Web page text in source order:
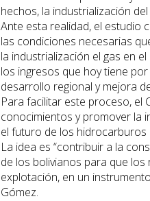
hechos, la industrialización
Ante esta realidad, el estudio
las condiciones necesarias
la industrialización el gas en
los ingresos que hoy tiene
desarrollo regional y mejora
Para facilitar este proceso, el
conocimientos y promover la
el futuro de los hidrocarburos
La idea es “contribuir a la
de los bolivianos para que
explotación, en un
Gómez.